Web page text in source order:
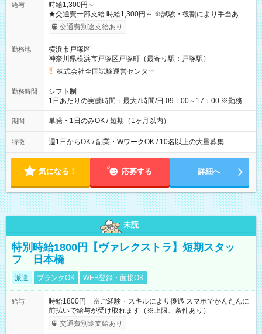
給与
時給1,300円～
★交通費一部支給 時給1,300円～ ※試験・役割により手当あり
※勤務回数により昇給あり 【即給（前払い）オプションあ
り！】 希望される場合、勤務から1週間ほどで給与の一部を受け
例】 ・河合塾模擬試験 8:30～17:30（休憩1時間） 時給1,300円
×8時間＝日収10,400円＋交通費 ※当日の役割により時給＋100
円の場合あり ・国家試験 7:00～13:30（休憩なし） 時給1,300
円（役割手当＋100円）×6時間＝日収8,400円＋交通費 【試用期
間】試用期間なし
交通費別途支給あり
勤務地
横浜市戸塚区
神奈川県横浜市戸塚区戸塚町（最寄り駅：戸塚駅）
株式会社全国試験運営センター
勤務時間
シフト制
1日あたりの実働時間：最大7時間/日 09：00～17：00 ※勤務時
間は 試験により異なります。
期間 単発・1日のみOK / 短期（1ヶ月以内）
特徴 週1日からOK / 副業・WワークOK / 10名以上の大量募集
気になる！ 応募する 詳細へ
未読
特別時給1800円【ヴァレクストラ】短期スタッ
フ 日本橋
派遣 ブランクOK WEB登録・面接OK
給与
時給1800円 ※ご経験・スキルにより優遇 スマホでかんたんに
前払いで給与が受け取れます（※上限、条件あり）
交通費別途支給あり